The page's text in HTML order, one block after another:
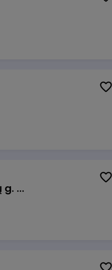
Kasininkas (-ė) - pardavėjas (-a), Bičiulių g. 36, Bukiškis, Vilnius